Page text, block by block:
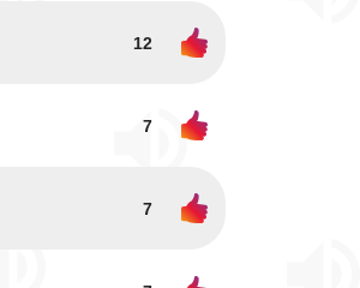
12
7
7